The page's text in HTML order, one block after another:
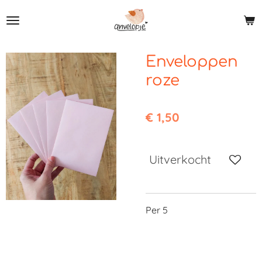
direct
de
hoofdinhoud
Enveloppen
roze
€ 1,50
Uitverkocht
Per 5